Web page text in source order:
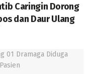
Caringin Dorong
dan Daur Ulang